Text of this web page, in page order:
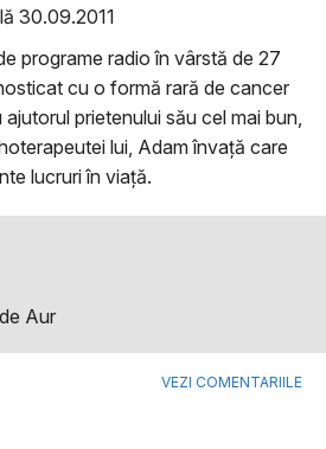
30.09.2011
programe radio în vârstă de 27
cu o formă rară de cancer
prietenului său cel mai bun,
lui, Adam învață care
lucruri în viață.
Aur
VEZI COMENTARIILE